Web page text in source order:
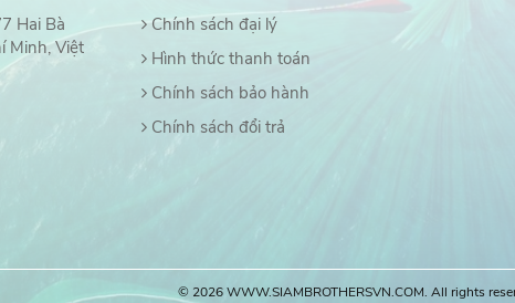
Hai Bà
Minh, Việt
Chính sách đại lý
Hình thức thanh toán
Chính sách bảo hành
Chính sách đổi trả
© 2026 WWW.SIAMBROTHERSVN.COM. All rights